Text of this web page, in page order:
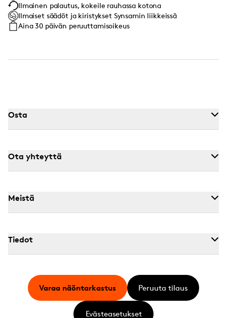
Ilmainen palautus, kokeile rauhassa kotona
Ilmaiset säädöt ja kiristykset Synsamin liikkeissä
Aina 30 päivän peruuttamisoikeus
Osta
Ota yhteyttä
Meistä
Tiedot
Varaa näöntarkastus Peruuta tilaus
Evästeasetukset